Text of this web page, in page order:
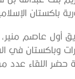
باكستان
عاصم منير،
وباكستان في
حضر اللقاء عدد